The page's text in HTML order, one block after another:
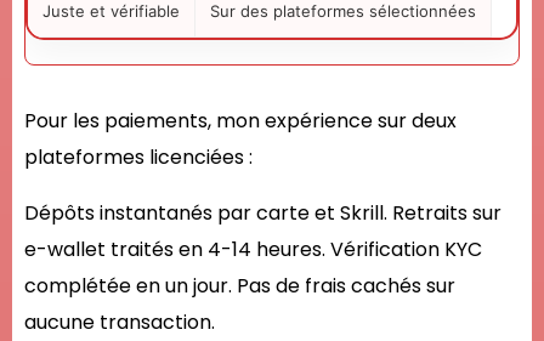
Juste et vérifiable Sur des plateformes sélectionnées
Pour les paiements, mon expérience sur deux
plateformes licenciées :
Dépôts instantanés par carte et Skrill. Retraits sur
e-wallet traités en 4-14 heures. Vérification KYC
complétée en un jour. Pas de frais cachés sur
aucune transaction.